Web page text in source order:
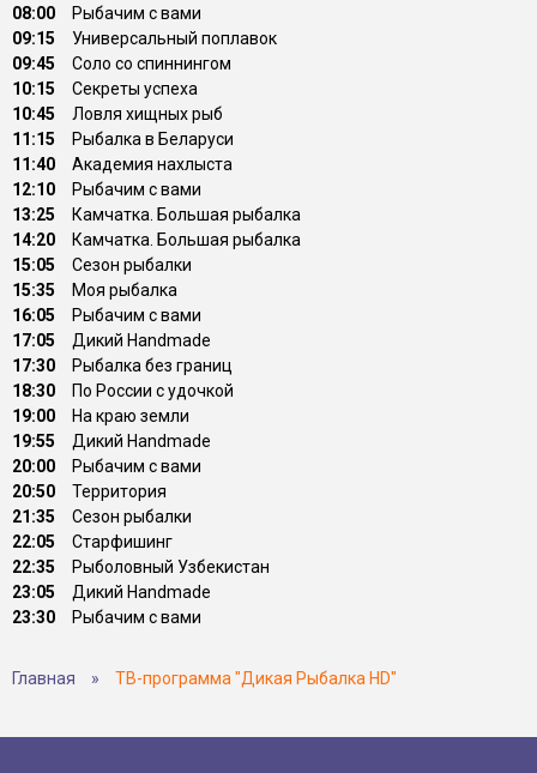
08:00
Рыбачим с вами
09:15
Универсальный поплавок
09:45
Соло со спиннингом
10:15
Секреты успеха
10:45
Ловля хищных рыб
11:15
Рыбалка в Беларуси
11:40
Академия нахлыста
12:10
Рыбачим с вами
13:25
Камчатка. Большая рыбалка
14:20
Камчатка. Большая рыбалка
15:05
Сезон рыбалки
15:35
Моя рыбалка
16:05
Рыбачим с вами
17:05
Дикий Handmade
17:30
Рыбалка без границ
18:30
По России с удочкой
19:00
На краю земли
19:55
Дикий Handmade
20:00
Рыбачим с вами
20:50
Территория
21:35
Сезон рыбалки
22:05
Старфишинг
22:35
Рыболовный Узбекистан
23:05
Дикий Handmade
23:30
Рыбачим с вами
Главная » ТВ-программа "Дикая Рыбалка HD"